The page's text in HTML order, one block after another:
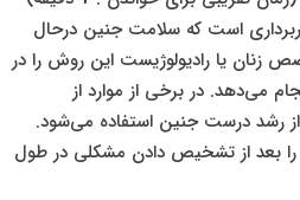
است که سلامت جنین درحال
یا رادیولوژیست این روش را در
می‌دهد. در برخی از موارد از
رشد درست جنین استفاده می‌شود.
بعد از تشخیص دادن مشکلی در طول